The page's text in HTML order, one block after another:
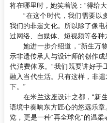
将在哪里时，她笑着说：“得给
“在这个时代，我们需要以
我们的非遗文化。所以除了像
过网络、自媒体、短视频等各
她进一步介绍道，“新生万
示非遗传承人与设计师的创作
代消费体系。“我们既要讲好手
融入当代生活。只有这样，非遗
下。”
在米兰这座设计之都，“新
语境中奏响东方匠心的悠远乐
览，更是一种“再全球化”的温